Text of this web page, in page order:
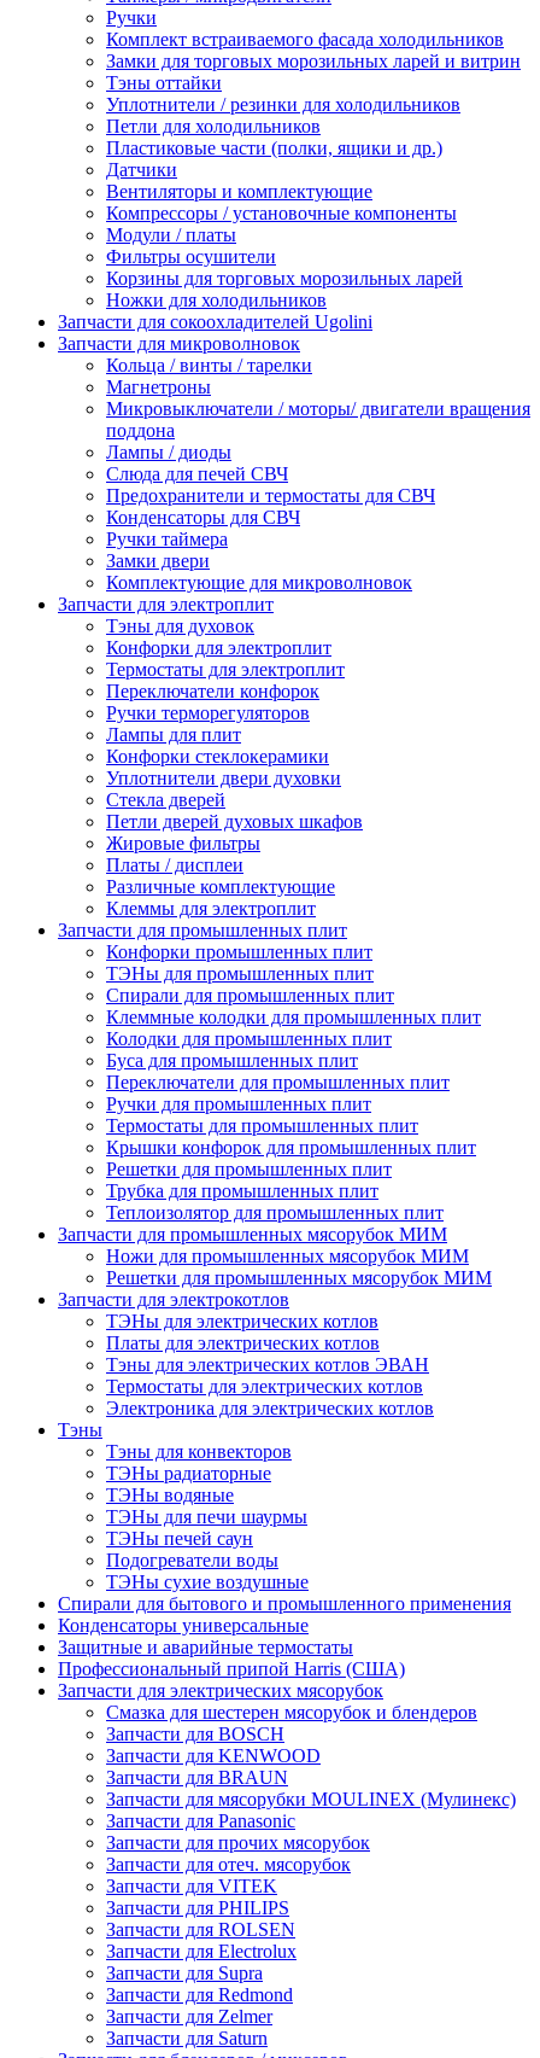
Ручки
Комплект встраиваемого фасада холодильников
Замки для торговых морозильных ларей и витрин
Тэны оттайки
Уплотнители / резинки для холодильников
Петли для холодильников
Пластиковые части (полки, ящики и др.)
Датчики
Вентиляторы и комплектующие
Компрессоры / установочные компоненты
Модули / платы
Фильтры осушители
Корзины для торговых морозильных ларей
Ножки для холодильников
Запчасти для сокоохладителей Ugolini
Запчасти для микроволновок
Кольца / винты / тарелки
Магнетроны
Микровыключатели / моторы/ двигатели вращения
поддона
Лампы / диоды
Слюда для печей СВЧ
Предохранители и термостаты для СВЧ
Конденсаторы для СВЧ
Ручки таймера
Замки двери
Комплектующие для микроволновок
Запчасти для электроплит
Тэны для духовок
Конфорки для электроплит
Термостаты для электроплит
Переключатели конфорок
Ручки терморегуляторов
Лампы для плит
Конфорки стеклокерамики
Уплотнители двери духовки
Стекла дверей
Петли дверей духовых шкафов
Жировые фильтры
Платы / дисплеи
Различные комплектующие
Клеммы для электроплит
Запчасти для промышленных плит
Конфорки промышленных плит
ТЭНы для промышленных плит
Спирали для промышленных плит
Клеммные колодки для промышленных плит
Колодки для промышленных плит
Буса для промышленных плит
Переключатели для промышленных плит
Ручки для промышленных плит
Термостаты для промышленных плит
Крышки конфорок для промышленных плит
Решетки для промышленных плит
Трубка для промышленных плит
Теплоизолятор для промышленных плит
Запчасти для промышленных мясорубок МИМ
Ножи для промышленных мясорубок МИМ
Решетки для промышленных мясорубок МИМ
Запчасти для электрокотлов
ТЭНы для электрических котлов
Платы для электрических котлов
Тэны для электрических котлов ЭВАН
Термостаты для электрических котлов
Электроника для электрических котлов
Тэны
Тэны для конвекторов
ТЭНы радиаторные
ТЭНы водяные
ТЭНы для печи шаурмы
ТЭНы печей саун
Подогреватели воды
ТЭНы сухие воздушные
Спирали для бытового и промышленного применения
Конденсаторы универсальные
Защитные и аварийные термостаты
Профессиональный припой Harris (США)
Запчасти для электрических мясорубок
Смазка для шестерен мясорубок и блендеров
Запчасти для BOSCH
Запчасти для KENWOOD
Запчасти для BRAUN
Запчасти для мясорубки MOULINEX (Мулинекс)
Запчасти для Panasonic
Запчасти для прочих мясорубок
Запчасти для отеч. мясорубок
Запчасти для VITEK
Запчасти для PHILIPS
Запчасти для ROLSEN
Запчасти для Electrolux
Запчасти для Supra
Запчасти для Redmond
Запчасти для Zelmer
Запчасти для Saturn